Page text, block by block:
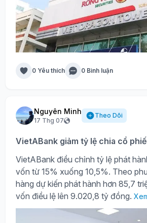
0 Yêu thích 0 Bình luận
Nguyên Minh
17 Thg 07
Theo Dõi
VietABank giảm tỷ lệ chia cổ
VietABank điều chỉnh tỷ lệ phát
vốn từ 15% xuống 10,5%. Theo
hàng dự kiến phát hành hơn 85,7
vốn điều lệ lên 9.020,8 tỷ đồng.